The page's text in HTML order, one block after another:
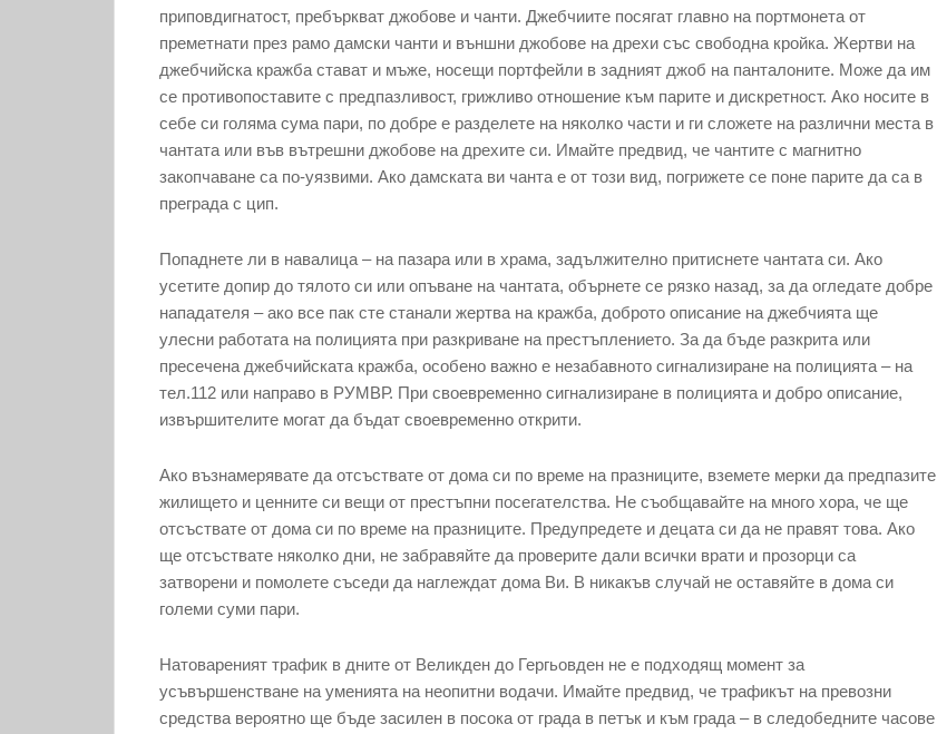
приповдигнатост, пребъркват джобове и чанти. Джебчиите посягат главно на портмонета от
преметнати през рамо дамски чанти и външни джобове на дрехи със свободна кройка. Жертви на
джебчийска кражба стават и мъже, носещи портфейли в задният джоб на панталоните. Може да им
се противопоставите с предпазливост, грижливо отношение към парите и дискретност. Ако носите в
себе си голяма сума пари, по добре е разделете на няколко части и ги сложете на различни места в
чантата или във вътрешни джобове на дрехите си. Имайте предвид, че чантите с магнитно
закопчаване са по-уязвими. Ако дамската ви чанта е от този вид, погрижете се поне парите да са в
преграда с цип.
Попаднете ли в навалица – на пазара или в храма, задължително притиснете чантата си. Ако
усетите допир до тялото си или опъване на чантата, обърнете се рязко назад, за да огледате добре
нападателя – ако все пак сте станали жертва на кражба, доброто описание на джебчията ще
улесни работата на полицията при разкриване на престъплението. За да бъде разкрита или
пресечена джебчийската кражба, особено важно е незабавното сигнализиране на полицията – на
тел.112 или направо в РУМВР. При своевременно сигнализиране в полицията и добро описание,
извършителите могат да бъдат своевременно открити.
Ако възнамерявате да отсъствате от дома си по време на празниците, вземете мерки да предпазите
жилището и ценните си вещи от престъпни посегателства. Не съобщавайте на много хора, че ще
отсъствате от дома си по време на празниците. Предупредете и децата си да не правят това. Ако
ще отсъствате няколко дни, не забравяйте да проверите дали всички врати и прозорци са
затворени и помолете съседи да наглеждат дома Ви. В никакъв случай не оставяйте в дома си
големи суми пари.
Натовареният трафик в дните от Великден до Гергьовден не е подходящ момент за
усъвършенстване на уменията на неопитни водачи. Имайте предвид, че трафикът на превозни
средства вероятно ще бъде засилен в посока от града в петък и към града – в следобедните часове